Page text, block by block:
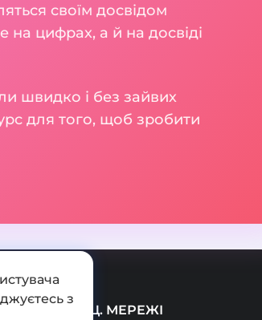
своїм досвідом
на цифрах, а й на досвіді
швидко і без зайвих
для того, щоб зробити
СОЦ. МЕРЕЖІ
з